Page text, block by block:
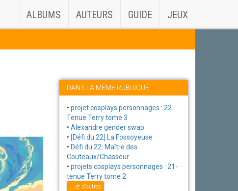
ALBUMS AUTEURS GUIDE JEUX
DANS LA MÊME RUBRIQUE
• projet cosplays personnages : 22-
Tenue Terry tome 3
• Alexandre gender swap
• [Défi du 22] La Fossoyeuse
• Défi du 22: Maître des
Couteaux/Chasseur
• projets cosplays personnages : 21-
tenue Terry tome 2
... et d'autres